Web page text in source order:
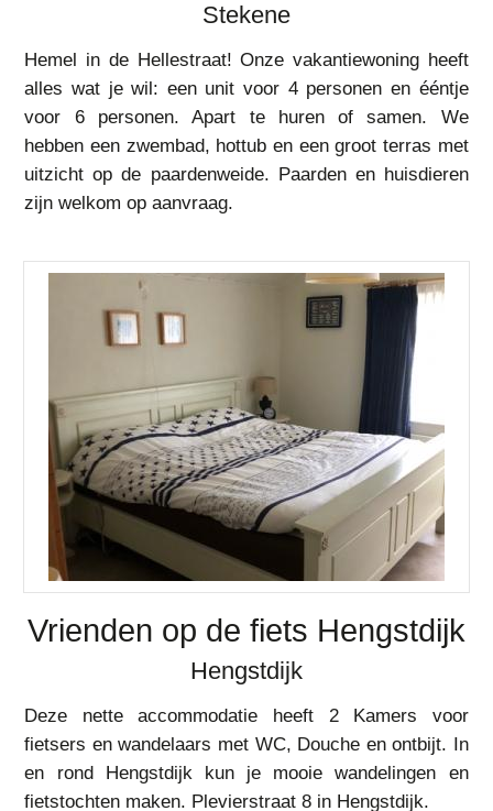
Stekene
Hemel in de Hellestraat! Onze vakantiewoning heeft
alles wat je wil: een unit voor 4 personen en ééntje
voor 6 personen. Apart te huren of samen. We
hebben een zwembad, hottub en een groot terras met
uitzicht op de paardenweide. Paarden en huisdieren
zijn welkom op aanvraag.
Vrienden op de fiets Hengstdijk
Hengstdijk
Deze nette accommodatie heeft 2 Kamers voor
fietsers en wandelaars met WC, Douche en ontbijt. In
en rond Hengstdijk kun je mooie wandelingen en
fietstochten maken. Plevierstraat 8 in Hengstdijk.